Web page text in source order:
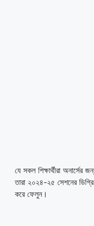
যে সকল শিক্ষার্থীরা অনার্সের
তারা ২০২৪-২৫ সেশনের
করে ফেলুন।